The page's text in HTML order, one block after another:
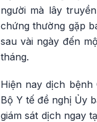
người mà lây
chứng thường gặp
sau vài ngày đến
tháng.
Hiện nay dịch bệnh
Bộ Y tế đề nghị Ủy
giám sát dịch ngay